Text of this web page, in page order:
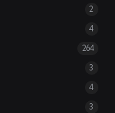
2
4
264
3
4
3